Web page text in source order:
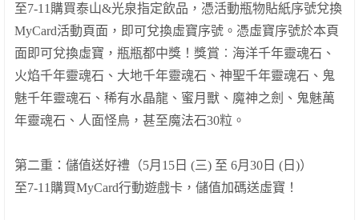
至7-11 購買泰山&光泉指定飲品，憑活動瓶物貼紙序號兌換
MyCard活動頁面，即可兌換虛寶序號。憑虛寶序號於本頁
面即可兌換虛寶，瓶瓶都中獎！ 獎賞︰海洋千年靈魂石、
火焰千年靈魂石、大地千年靈魂石、神聖千年靈魂石、鬼
魅千年靈魂石、稀有水晶龍、蜜月獸、魔神之劍、鬼魅萬
年靈魂石、人面怪鳥，甚至魔法石30粒。
第二重：儲值送好禮（5月 15 日 (三) 至 6月 30 日 ( 日 )）
至7-11 購買MyCard行動遊戲卡，儲值加碼送虛寶！